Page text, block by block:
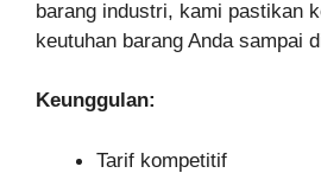
barang industri, kami pastikan
keutuhan barang Anda sampai
Keunggulan:
Tarif kompetitif